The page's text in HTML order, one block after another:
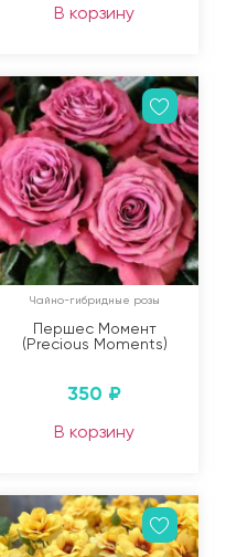
В корзину
Чайно-гибридные розы
Першес Момент
(Precious Moments)
350 ₽
В корзину